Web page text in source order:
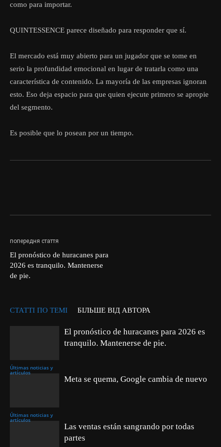
como para importar.
QUINTESSENCE parece diseñado para responder que sí.
El mercado está muy abierto para un jugador que se tome en
serio la profundidad emocional en lugar de tratarla como una
característica de contenido. La mayoría de las empresas ignoran
esto. Eso deja espacio para que quien ejecute primero se apropie
del segmento.
Es posible que lo posean por un tiempo.
попередня стаття
El pronóstico de huracanes para
2026 es tranquilo. Mantenerse
de pie.
СТАТТІ ПО ТЕМІ БІЛЬШЕ ВІД АВТОРА
Últimas noticias y
artículos
El pronóstico de huracanes para 2026 es
tranquilo. Mantenerse de pie.
Últimas noticias y
artículos
Meta se quema, Google cambia de nuevo
Las ventas están sangrando por todas
partes